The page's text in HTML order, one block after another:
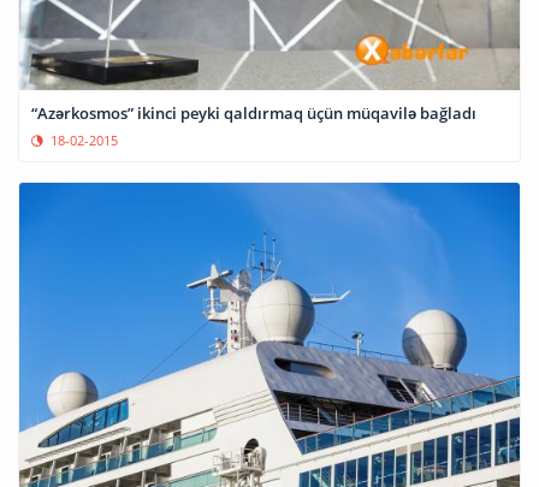
“Azərkosmos” ikinci peyki qaldırmaq üçün müqavilə bağladı
18-02-2015